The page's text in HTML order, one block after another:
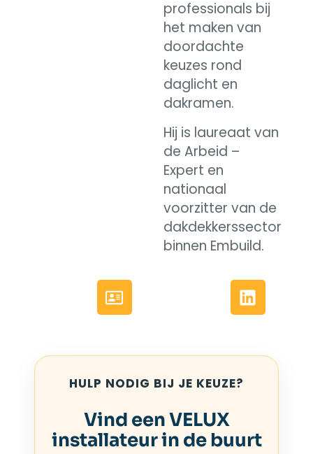
professionals bij
het maken van
doordachte
keuzes rond
daglicht en
dakramen.
Hij is laureaat van
de Arbeid –
Expert en
nationaal
voorzitter van de
dakdekkerssector
binnen Embuild.
HULP NODIG BIJ JE KEUZE?
Vind een VELUX
installateur in de buurt